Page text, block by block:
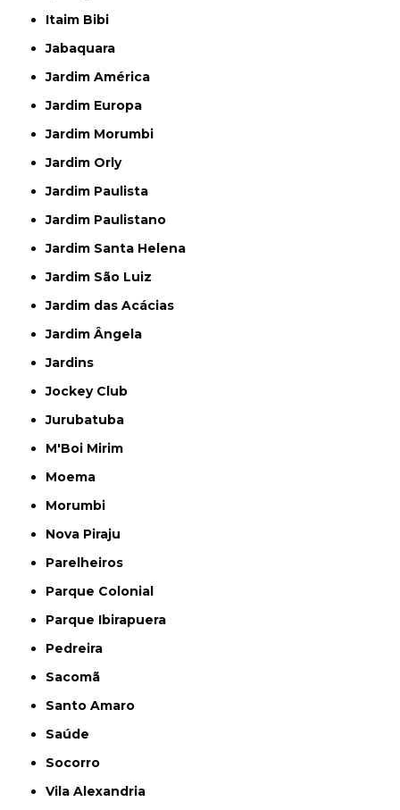
Itaim Bibi
Jabaquara
Jardim América
Jardim Europa
Jardim Morumbi
Jardim Orly
Jardim Paulista
Jardim Paulistano
Jardim Santa Helena
Jardim São Luiz
Jardim das Acácias
Jardim Ângela
Jardins
Jockey Club
Jurubatuba
M'Boi Mirim
Moema
Morumbi
Nova Piraju
Parelheiros
Parque Colonial
Parque Ibirapuera
Pedreira
Sacomã
Santo Amaro
Saúde
Socorro
Vila Alexandria